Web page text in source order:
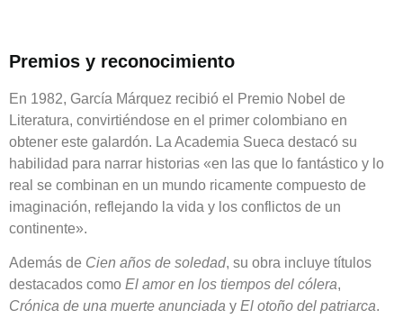
Premios y reconocimiento
En 1982, García Márquez recibió el Premio Nobel de
Literatura, convirtiéndose en el primer colombiano en
obtener este galardón. La Academia Sueca destacó su
habilidad para narrar historias «en las que lo fantástico y lo
real se combinan en un mundo ricamente compuesto de
imaginación, reflejando la vida y los conflictos de un
continente».
Además de Cien años de soledad, su obra incluye títulos
destacados como El amor en los tiempos del cólera,
Crónica de una muerte anunciada y El otoño del patriarca.